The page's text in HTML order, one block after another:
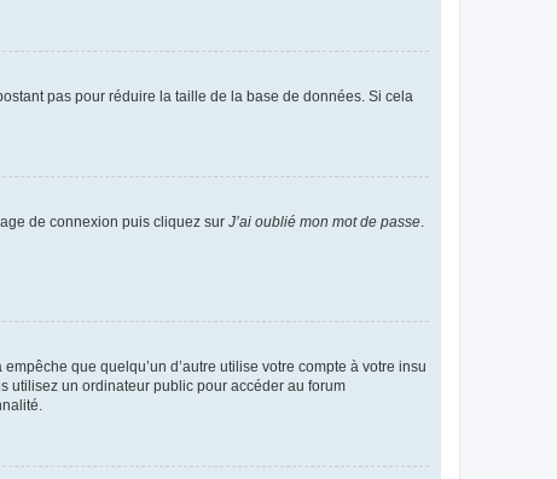
pas pour réduire la taille de la base de données. Si cela
de connexion puis cliquez sur J’ai oublié mon mot de passe
que quelqu’un d’autre utilise votre compte à votre insu
utilisez un ordinateur public pour accéder au forum